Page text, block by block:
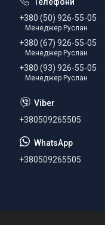
+380 (50) 926-55-05
Менеджер Руслан
+380 (67) 926-55-05
Менеджер Руслан
+380 (93) 926-55-05
Менеджер Руслан
+380509265505
+380509265505